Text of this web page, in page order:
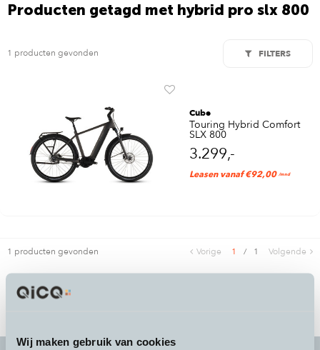
Wij maken gebruik van cookies
Producten getagd met hybrid pro slx 800
1 producten gevonden FILTERS
Cube
Touring Hybrid Comfort
SLX 800
3.299,-
Leasen vanaf €92,00 /mnd
1 producten gevonden Vorige 1 / 1 Volgende